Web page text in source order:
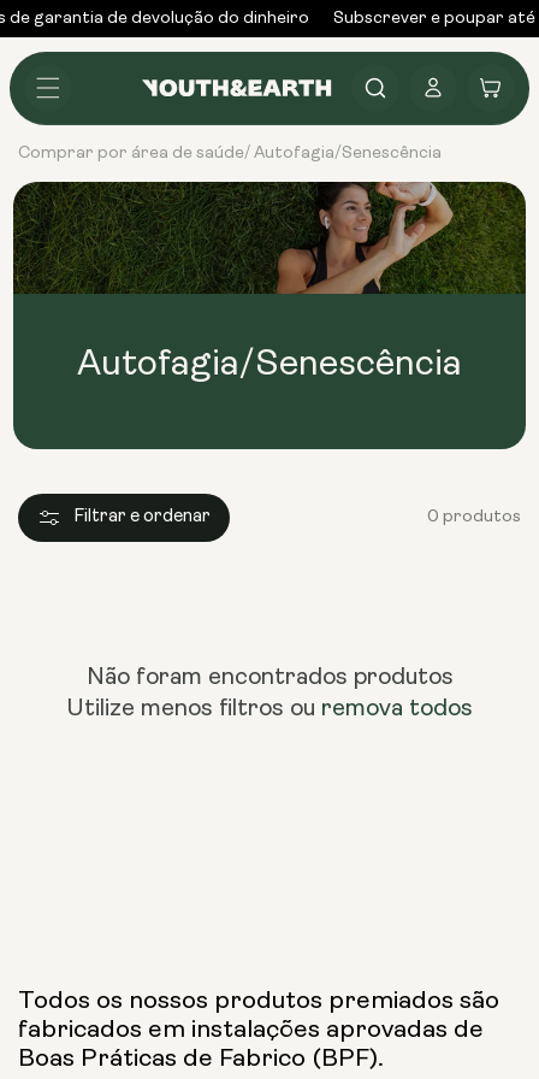
para o
conteúdo
de garantia de devolução do dinheiro Subscrever e poupar até
sessão
Carrinho
Comprar por área de saúde/ Autofagia/Senescência
Autofagia/Senescência
Filtrar e ordenar 0 produtos
Não foram encontrados produtos
Utilize menos filtros ou remova todos
Todos os nossos produtos premiados são
fabricados em instalações aprovadas de
Boas Práticas de Fabrico (BPF).